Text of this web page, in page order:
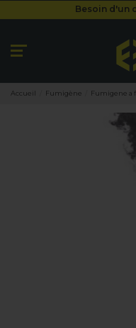
Besoin d'un
Besoin d'un
Accueil Fumigène Fumigene a